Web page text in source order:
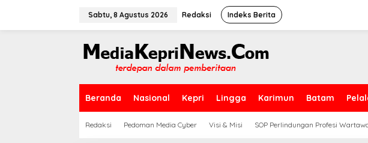
Sabtu, 8 Agustus 2026 Redaksi Indeks Berita
Beranda Nasional Kepri Lingga Karimun Batam
Redaksi Pedoman Media Cyber Visi & Misi SOP Perlindungan Profesi